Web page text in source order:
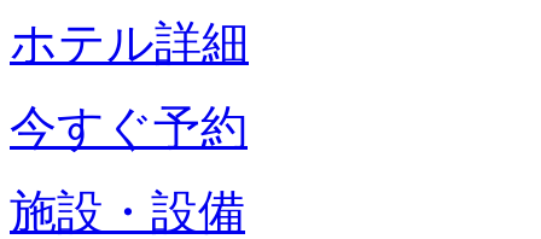
ホテル詳細
今すぐ予約
施設・設備